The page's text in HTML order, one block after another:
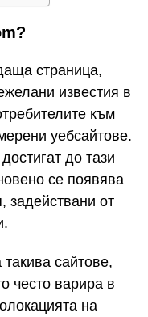
страница,
известия в
към
уебсайтове.
до тази
се появява
задействани от
сайтове,
често варира в
на